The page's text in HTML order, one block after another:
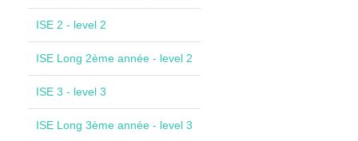
ISE 2 - level 2
ISE Long 2ème année - level 2
ISE 3 - level 3
ISE Long 3ème année - level 3